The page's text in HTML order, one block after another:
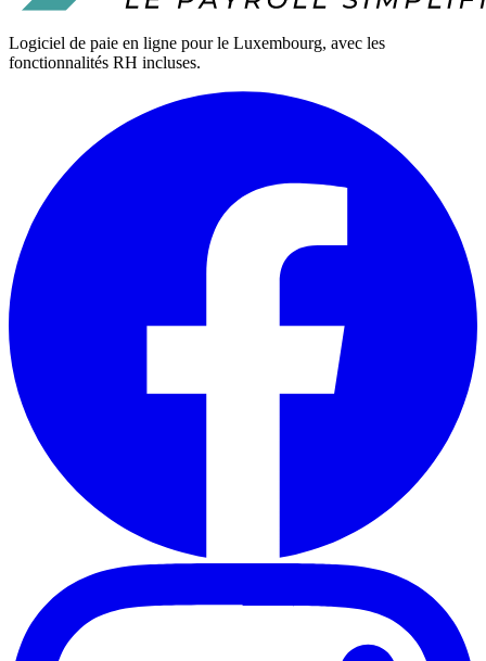
Logiciel de paie en ligne pour le Luxembourg, avec les
fonctionnalités RH incluses.